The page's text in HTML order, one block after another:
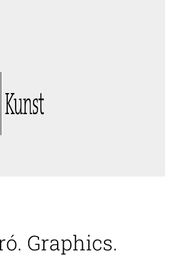
Graphics.